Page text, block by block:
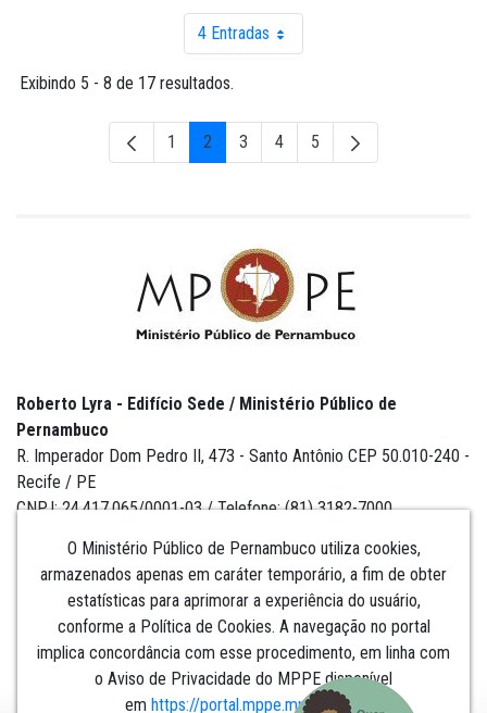
4 EntradasPor página
Exibindo 5 - 8 de 17 resultados.
Página
1 Página
2 Página
3 Página
4 Página
5
O Ministério Público de Pernambuco utiliza cookies,
armazenados apenas em caráter temporário, a fim de obter
estatísticas para aprimorar a experiência do usuário,
conforme a Política de Cookies. A navegação no portal
implica concordância com esse procedimento, em linha com
o Aviso de Privacidade do MPPE disponível
em https://portal.mppe.mp.br/lgpd.​​​​​​​
Roberto Lyra - Edifício Sede / Ministério Público de
Pernambuco
R. Imperador Dom Pedro II, 473 - Santo Antônio CEP 50.010-240 -
Recife / PE
CNPJ: 24.417.065/0001-03 / Telefone: (81) 3182-7000
Institucional
Comunicação